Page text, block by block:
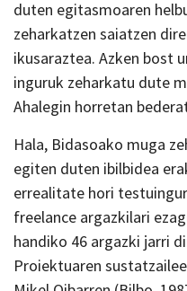
duten egitasmoaren
zeharkatzen saiatzen
ikusaraztea. Azken bost
inguruk zeharkatu dute
Ahalegin horretan
Hala, Bidasoako muga
egiten duten ibilbidea
errealitate hori
freelance argazkilari
handiko 46 argazki jarri
Proiektuaren